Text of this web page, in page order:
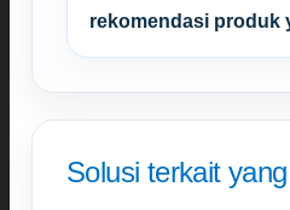
rekomendasi produk
Solusi terkait